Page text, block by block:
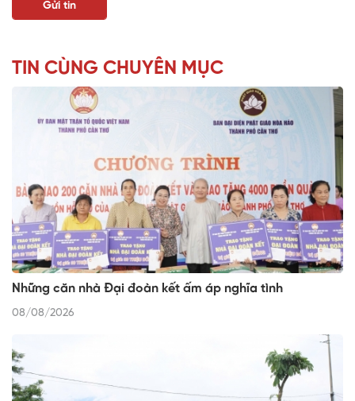
TIN CÙNG CHUYÊN MỤC
Những căn nhà Đại đoàn kết ấm áp nghĩa tình
08/08/2026